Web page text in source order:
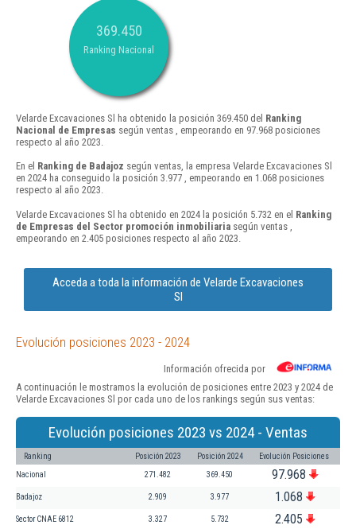
369.450
Ranking Nacional
Velarde Excavaciones Sl ha obtenido la posición 369.450 del Ranking
Nacional de Empresas según ventas , empeorando en 97.968 posiciones
respecto al año 2023.
En el Ranking de Badajoz según ventas, la empresa Velarde Excavaciones Sl
en 2024 ha conseguido la posición 3.977 , empeorando en 1.068 posiciones
respecto al año 2023.
Velarde Excavaciones Sl ha obtenido en 2024 la posición 5.732 en el Ranking
de Empresas del Sector promoción inmobiliaria según ventas ,
empeorando en 2.405 posiciones respecto al año 2023.
Acceda a toda la información de Velarde Excavaciones
Sl
Evolución posiciones 2023 - 2024
Información ofrecida por
A continuación le mostramos la evolución de posiciones entre 2023 y 2024 de
Velarde Excavaciones Sl por cada uno de los rankings según sus ventas:
Evolución posiciones 2023 vs 2024 - Ventas
Ranking Posición 2023 Posición 2024 Evolución Posiciones
Nacional 271.482 369.450 97.968
Badajoz 2.909 3.977 1.068
Sector CNAE 6812 3.327 5.732 2.405